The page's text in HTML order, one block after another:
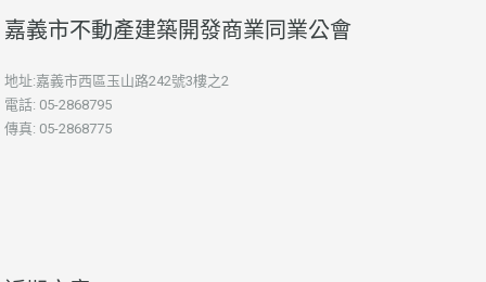
嘉義市不動產建築開發商業同業公會
地址:嘉義市西區玉山路242號3樓之2
電話: 05-2868795
傳真: 05-2868775